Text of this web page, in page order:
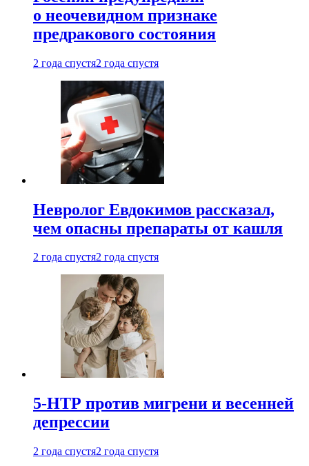
о неочевидном признаке
предракового состояния
2 года спустя2 года спустя
Невролог Евдокимов рассказал,
чем опасны препараты от кашля
2 года спустя2 года спустя
5-НТР против мигрени и весенней
депрессии
2 года спустя2 года спустя